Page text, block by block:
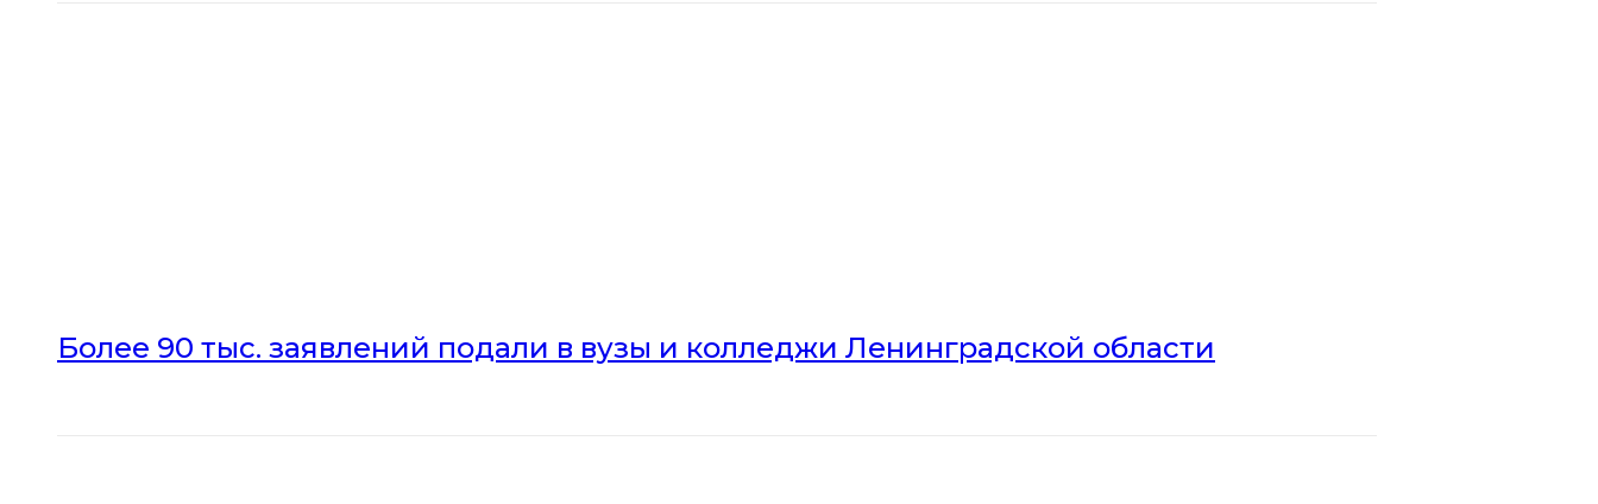
Более 90 тыс. заявлений подали в вузы и колледжи Ленинградской области